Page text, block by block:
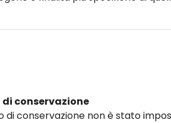
di conservazione
di conservazione non è stato